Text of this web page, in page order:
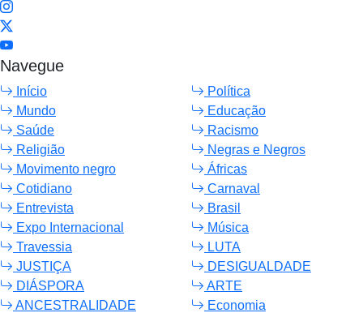
Navegue
Início
Política
Mundo
Educação
Saúde
Racismo
Religião
Negras e Negros
Movimento negro
Áfricas
Cotidiano
Carnaval
Entrevista
Brasil
Expo Internacional
Música
Travessia
LUTA
JUSTIÇA
DESIGUALDADE
DIÁSPORA
ARTE
ANCESTRALIDADE
Economia